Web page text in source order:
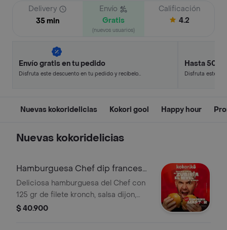
Delivery
35 min
Envío
Gratis
(nuevos usuarios)
Calificación
4.2
Envío gratis en tu pedido
Disfruta este descuento en tu pedido y recíbelo
Hasta 50%
Disfruta este
Nuevas kokoridelicias Kokori gool Happy hour
Nuevas kokoridelicias
Hamburguesa Chef dip frances
Kombo
Deliciosa hamburguesa del Chef con
125 gr de filete kronch, salsa dijon,
queso doble crema, vegetales
$ 40.900